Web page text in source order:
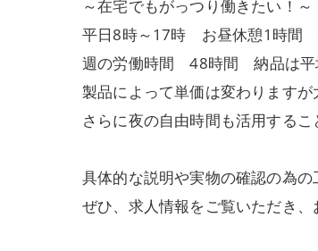
～在宅でもがっつり働きたい！～
平日8時～17時 お昼休憩1時間
週の労働時間 48時間 納品は平
製品によって単価は変わりますが
さらに夜の自由時間も活用する
具体的な説明や実物の確認の為の
ぜひ、求人情報をご覧いただき、